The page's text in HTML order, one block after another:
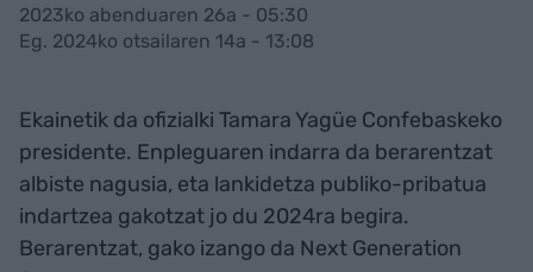
2023ko abenduaren 26a - 05:30
Eg. 2024ko otsailaren 14a - 13:08
Ekainetik da ofizialki Tamara Yagüe Confebaskeko
presidente. Enpleguaren indarra da berarentzat
albiste nagusia, eta lankidetza publiko-pribatua
indartzea gakotzat jo du 2024ra begira.
Berarentzat, gako izango da Next Generation